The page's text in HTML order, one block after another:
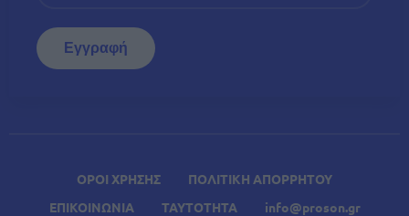
ΟΡΟΙ ΧΡΗΣΗΣ
ΠΟΛΙΤΙΚΗ ΑΠΟΡΡΗΤΟΥ
ΕΠΙΚΟΙΝΩΝΙΑ
ΤΑΥΤΟΤΗΤΑ info@proson.gr